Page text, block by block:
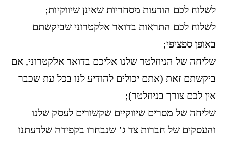
לשלוח לכם הודעות מסחריות שאינן שיווקיות;
לשלוח לכם התראות בדואר אלקטרוני שביקשתם
באופן ספציפי;
שליחה של הניוזלטר שלנו אליכם בדואר אלקטרוני, אם
ביקשתם זאת (אתם יכולים להודיע לנו בכל עת שכבר
אין לכם צורך בניוזלטר);
שליחה של מסרים שיווקיים שקשורים לעסק שלנו
והעסקים של חברות צד ג’ שנבחרו בקפידה שלדעתנו